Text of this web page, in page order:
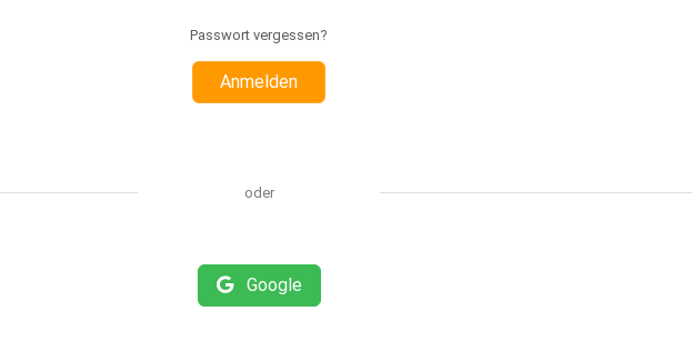
Passwort vergessen?
Anmelden
oder
Google